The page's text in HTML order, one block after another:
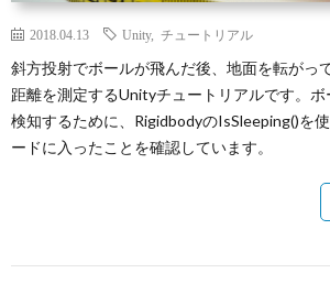
2018.04.13 Unity, チュートリアル
斜方投射でボールが飛んだ後、地面を転がっ
距離を測定するUnityチュートリアルです。
検知するために、RigidbodyのIsSleeping()を
ードに入ったことを確認しています。